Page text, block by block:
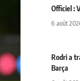
Officiel :
6 août
Rodri a
Barça